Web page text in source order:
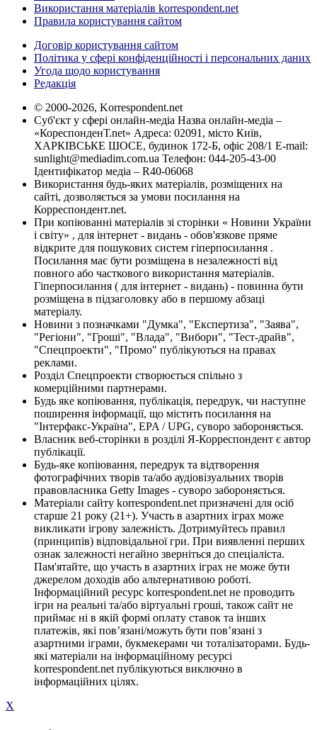
Використання матеріалів korrespondent.net
Правила користування сайтом
Договір користування сайтом
Політика у сфері конфіденційності і персональних даних
Угода щодо користування
Редакція
© 2000-2026, Korrespondent.net
Суб'єкт у сфері онлайн-медіа Назва онлайн-медіа –
«КореспонденТ.net» Адреса: 02091, місто Київ,
ХАРКІВСЬКЕ ШОСЕ, будинок 172-Б, офіс 208/1 E-mail:
sunlight@mediadim.com.ua Телефон: 044-205-43-00
Ідентифікатор медіа – R40-06068
Використання будь-яких матеріалів, розміщених на
сайті, дозволяється за умови посилання на
Корреспондент.net.
При копіюванні матеріалів зі сторінки « Новини України
і світу» , для інтернет - видань - обов'язкове пряме
відкрите для пошукових систем гіперпосилання .
Посилання має бути розміщена в незалежності від
повного або часткового використання матеріалів.
Гіперпосилання ( для інтернет - видань) - повинна бути
розміщена в підзаголовку або в першому абзаці
матеріалу.
Новини з позначками "Думка", "Експертиза", "Заява",
"Регіони", "Гроші", "Влада", "Вибори", "Тест-драйв",
"Спецпроекти", "Промо" публікуються на правах
реклами.
Розділ Спецпроекти створюється спільно з
комерційними партнерами.
Будь яке копіювання, публікація, передрук, чи наступне
поширення інформації, що містить посилання на
"Інтерфакс-Україна", EPA / UPG, суворо забороняється.
Власник веб-сторінки в розділі Я-Корреспондент є автор
публікації.
Будь-яке копіювання, передрук та відтворення
фотографічних творів та/або аудіовізуальних творів
правовласника Getty Images - суворо забороняється.
Матеріали сайту korrespondent.net призначені для осіб
старше 21 року (21+). Участь в азартних іграх може
викликати ігрову залежність. Дотримуйтесь правил
(принципів) відповідальної гри. При виявленні перших
ознак залежності негайно зверніться до спеціаліста.
Пам'ятайте, що участь в азартних іграх не може бути
джерелом доходів або альтернативою роботі.
Інформаційний ресурс korrespondent.net не проводить
ігри на реальні та/або віртуальні гроші, також сайт не
приймає ні в якій формі оплату ставок та інших
платежів, які пов’язані/можуть бути пов’язані з
азартними іграми, букмекерами чи тоталізаторами. Будь-
які матеріали на інформаційному ресурсі
korrespondent.net публікуються виключно в
інформаційних цілях.
X